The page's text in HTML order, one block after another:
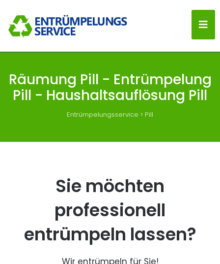
Räumung Pill - Entrümpelung
Pill - Haushaltsauflösung Pill
Entrümpelungsservice > Pill
Sie möchten
professionell
entrümpeln lassen?
Wir entrümpeln für Sie!